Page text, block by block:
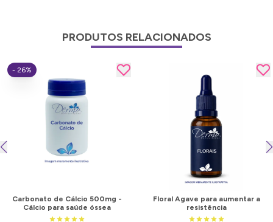
PRODUTOS RELACIONADOS
Carbonato de Cálcio 500mg -
Cálcio para saúde óssea
- 26%
Floral Agave para aumentar a
resistência